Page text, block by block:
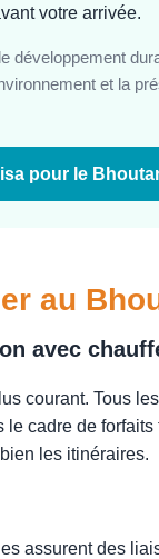
votre arrivée.
développement
et la
pour le
au
avec
courant. Tous
le cadre de
les itinéraires.
assurent des